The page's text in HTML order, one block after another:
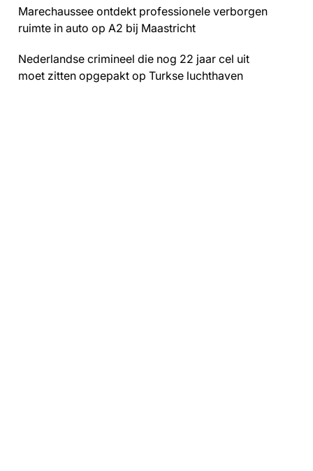
Marechaussee ontdekt professionele verborgen
ruimte in auto op A2 bij Maastricht
Nederlandse crimineel die nog 22 jaar cel uit
moet zitten opgepakt op Turkse luchthaven